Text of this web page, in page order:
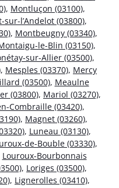
, Montluçon (03100),
l’Andelot (03800),
, Montbeugny (03340),
le-Blin (03150),
sur-Allier (03500),
, Mesples (03370), Mercy
(03500), Meaulne
(03800), Mariol (03270),
Combraille (03420),
, Magnet (03260),
, Luneau (03130),
de-Bouble (03330),
Louroux-Bourbonnais
, Loriges (03500),
, Lignerolles (03410),